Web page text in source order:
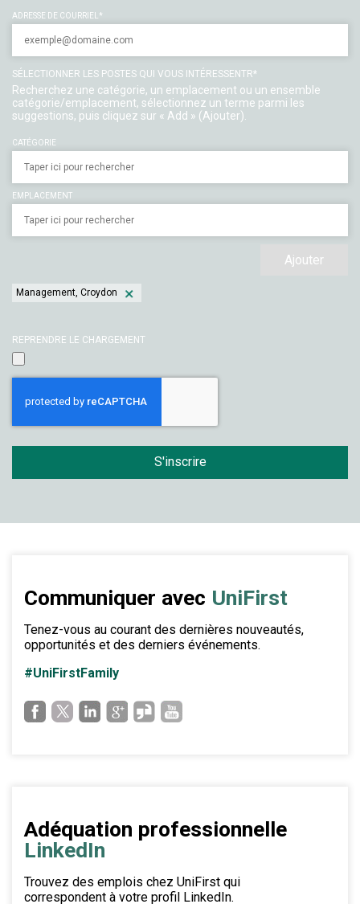
ADRESSE DE COURRIEL
SÉLECTIONNER LES POSTES QUI VOUS INTÉRESSENTR
Recherchez une catégorie, un emplacement ou un ensemble
catégorie/emplacement, sélectionnez un terme parmi les
suggestions, puis cliquez sur « Add » (Ajouter).
CATÉGORIE
EMPLACEMENT
Ajouter
Management, Croydon
REPRENDRE LE CHARGEMENT
S'inscrire
Communiquer avec UniFirst
Tenez-vous au courant des dernières nouveautés,
opportunités et des derniers événements.
#UniFirstFamily
Adéquation professionnelle
LinkedIn
Trouvez des emplois chez UniFirst qui
correspondent à votre profil LinkedIn.